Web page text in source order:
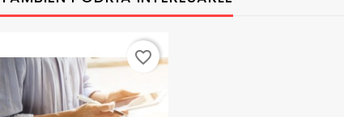
favorite_border